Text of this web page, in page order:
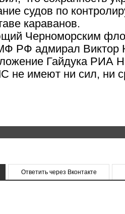
судов по
караванов.
Черноморским
РФ адмирал Виктор
Гайдука РИА
не имеют ни сил, ни
Ответить через Вконтакте